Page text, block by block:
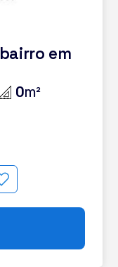
em
0m²